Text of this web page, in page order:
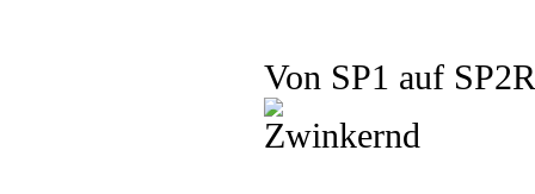
Von SP1 auf